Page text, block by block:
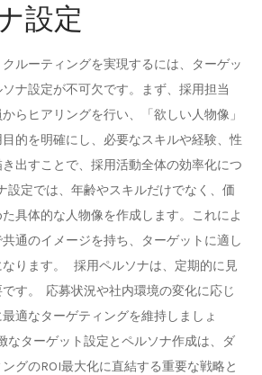
設定
ルーティングを実現するには、ターゲッ
ナ設定が不可欠です。まず、採用担当
らヒアリングを行い、「欲しい人物像」
的を明確にし、必要なスキルや経験、性
出すことで、採用活動全体の効率化につ
設定では、年齢やスキルだけでなく、価
具体的な人物像を作成します。これによ
通のイメージを持ち、ターゲットに適し
ります。 採用ペルソナは、定期的に見
す。 応募状況や社内環境の変化に応じ
適なターゲティングを維持しましょ
なターゲット設定とペルソナ作成は、ダ
グのROI最大化に直結する重要な戦略と